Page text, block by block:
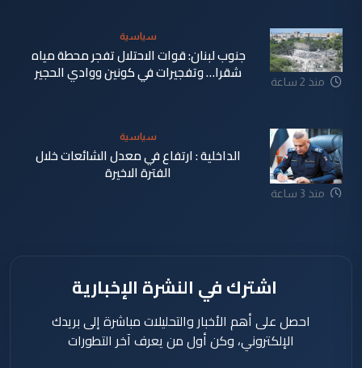
منذ 2 ساعة
سياسية
جنوب لبنان: قوات الاحتلال تفجر محطة مياه
شقرا… وتفجيرات في كونين ووادي الحجير
منذ 3 ساعة
سياسية
الداخلية : ارتفاع في معدل الشائعات خلال
الفترة الاخيرة
اشترك في النشرة الإخبارية
احصل على أهم الأخبار والتحليلات مباشرة إلى بريدك
الإلكتروني، وكن أول من يعرف آخر التطورات